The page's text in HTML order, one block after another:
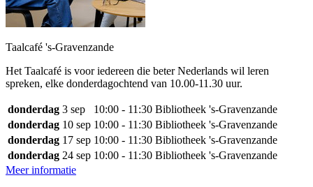
Taalcafé 's-Gravenzande
Het Taalcafé is voor iedereen die beter Nederlands wil leren
spreken, elke donderdagochtend van 10.00-11.30 uur.
donderdag 3 sep 10:00 - 11:30 Bibliotheek 's-Gravenzande
donderdag 10 sep 10:00 - 11:30 Bibliotheek 's-Gravenzande
donderdag 17 sep 10:00 - 11:30 Bibliotheek 's-Gravenzande
donderdag 24 sep 10:00 - 11:30 Bibliotheek 's-Gravenzande
Meer informatie